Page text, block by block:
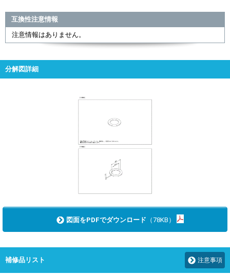
互換性注意情報
注意情報はありません。
分解図詳細
図面をPDFでダウンロード （78KB）
補修品リスト 注意事項